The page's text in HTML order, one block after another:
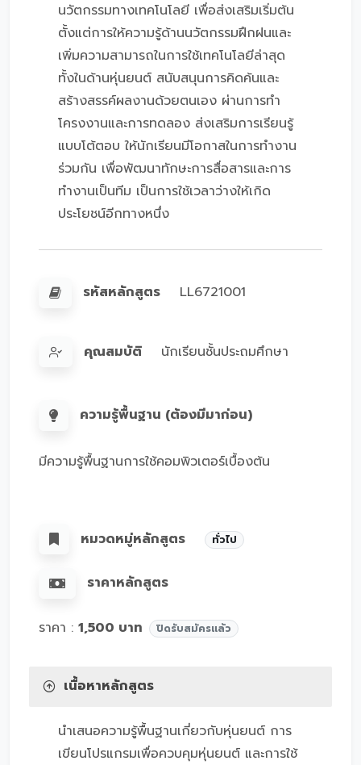
นวัตกรรมทางเทคโนโลยี เพื่อส่งเสริมเริ่มต้น
ตั้งแต่การให้ความรู้ด้านนวัตกรรมฝึกฝนและ
เพิ่มความสามารถในการใช้เทคโนโลยีล่าสุด
ทั้งในด้านหุ่นยนต์ สนับสนุนการคิดค้นและ
สร้างสรรค์ผลงานด้วยตนเอง ผ่านการทำ
โครงงานและการทดลอง ส่งเสริมการเรียนรู้
แบบโต้ตอบ ให้นักเรียนมีโอกาสในการทำงาน
ร่วมกัน เพื่อพัฒนาทักษะการสื่อสารและการ
ทำงานเป็นทีม เป็นการใช้เวลาว่างให้เกิด
ประโยชน์อีกทางหนึ่ง
รหัสหลักสูตร LL6721001
คุณสมบัติ นักเรียนชั้นประถมศึกษา
ความรู้พื้นฐาน (ต้องมีมาก่อน)
มีความรู้พื้นฐานการใช้คอมพิวเตอร์เบื้องต้น
หมวดหมู่หลักสูตร ทั่วไป
ราคาหลักสูตร
ราคา : 1,500 บาท ปิดรับสมัครแล้ว
เนื้อหาหลักสูตร
นำเสนอความรู้พื้นฐานเกี่ยวกับหุ่นยนต์ การ
เขียนโปรแกรมเพื่อควบคุมหุ่นยนต์ และการใช้